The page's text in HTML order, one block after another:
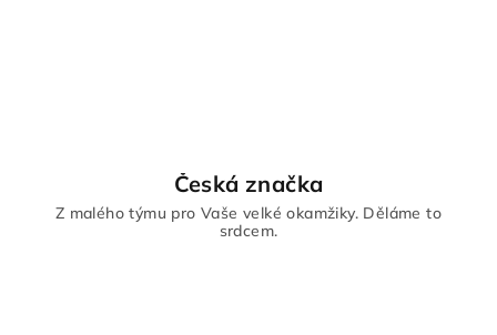
Česká značka
Z malého týmu pro Vaše velké okamžiky. Děláme to
srdcem.